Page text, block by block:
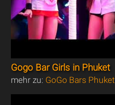
Gogo Bar Girls in Phuket
mehr zu: GoGo Bars Phuket